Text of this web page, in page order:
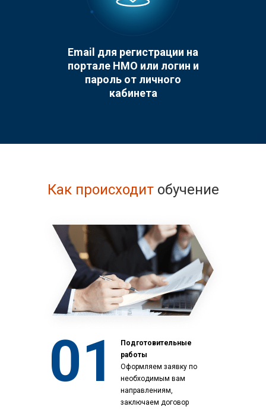
Email для регистрации на
портале НМО или логин и
пароль от личного
кабинета
Как происходитобучение
01
Подготовительные
работы
Оформляем заявку по
необходимым вам
направлениям,
заключаем договор